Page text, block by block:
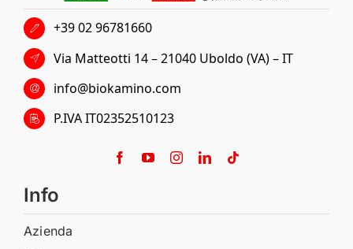
+39 02 96781660
Via Matteotti 14 – 21040 Uboldo (VA) – IT
info@biokamino.com
P.IVA IT02352510123
Info
Azienda